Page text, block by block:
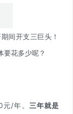
间开支三巨头！
要花多少呢？
元/年 。 三年就是